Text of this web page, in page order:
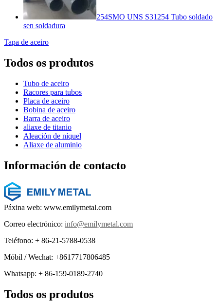
254SMO UNS S31254 Tubo soldado
sen soldadura
Tapa de aceiro
Todos os produtos
Tubo de aceiro
Racores para tubos
Placa de aceiro
Bobina de aceiro
Barra de aceiro
aliaxe de titanio
Aleación de níquel
Aliaxe de aluminio
Información de contacto
Páxina web: www.emilymetal.com
Correo electrónico: info@emilymetal.com
Teléfono: + 86-21-5788-0538
Móbil / Wechat: +8617717806485
Whatsapp: + 86-159-0189-2740
Todos os produtos